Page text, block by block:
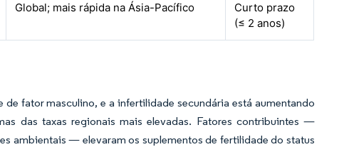
Global; mais rápida na Ásia-Pacífico
Curto prazo
(≤ 2 anos)
fator masculino, e a infertilidade secundária está aumentando
das taxas regionais mais elevadas. Fatores contribuintes —
ambientais — elevaram os suplementos de fertilidade do status